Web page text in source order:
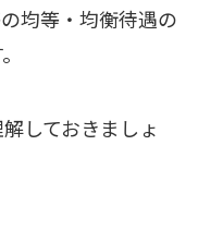
均等・均衡待遇の
しておきましょ